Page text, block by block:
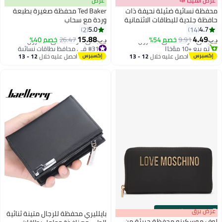
4
محفظة نسائية ضئيلة نحيفة ذات
حافظة جلدية للبطاقات الائتمانية
ذات حافظة قماشية نسائية بسحاب
وجيب عملة معدنية
4.7
14
د.ب‏4.49
9.91خصم 54% باقي 1 وحدات في المخزون
تم بيع +10 مؤخرًا
باقي 1 وحدات في المخزون احصل عليه خلال 12 - 13
Ted Baker محفظة صغيرة بطبعة
وردة مع سحاب
5.0
2
د.ب‏15.88
26.47خصم 40%
#31 في محافظ بطاقات نسائية
أقل سعر في السنة
باقي 2 وحدات في المخزون
احصل عليه خلال 12 - 13
00m:00s
·باقي 100% عرض برق بايلليري محفظة للرجال متينة ثنائية